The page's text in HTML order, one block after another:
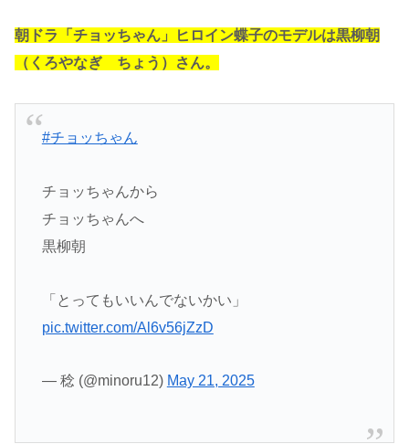
朝ドラ「チョッちゃん」ヒロイン蝶子のモデルは黒柳朝
（くろやなぎ ちょう）さん。
#チョッちゃん
チョッちゃんから
チョッちゃんへ
黒柳朝
「とってもいいんでないかい」
pic.twitter.com/Al6v56jZzD
— 稔 (@minoru12) May 21, 2025